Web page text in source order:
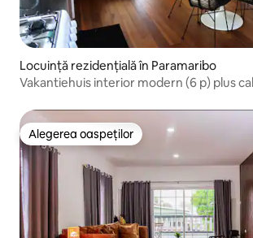
Locuință rezidențială în Paramaribo
Vakantiehuis interior modern (6 p) plus
Alegerea oaspeților
Alegerea oaspeților